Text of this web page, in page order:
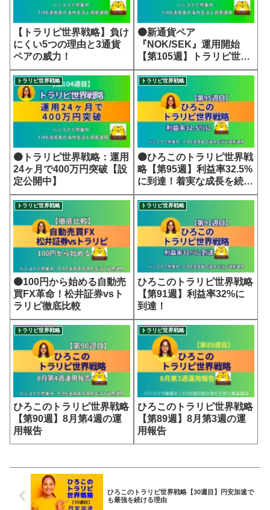
【トラリピ世界戦略】負け
にくい5つの理由と3通貨
ペアの威力！
🟠新通貨ペア
『NOK/SEK』運用開始
【第105週】トラリピ世界
戦略
トラリピ世界戦略
🟠トラリピ世界戦略：運用
24ヶ月で400万円突破【設
定公開中】
トラリピ世界戦略
🟠ひろこのトラリピ世界戦
略【第95週】利益率32.5%
に到達！着実な成長を続け
る世界戦略
トラリピ世界戦略
🟠100円から始める自動売
買FX革命！松井証券vsト
ラリピ徹底比較
トラリピ世界戦略
ひろこのトラリピ世界戦略
【第91週】利益率32%に
到達！
トラリピ世界戦略
ひろこのトラリピ世界戦略
【第90週】8月第4週の運
用報告
トラリピ世界戦略
ひろこのトラリピ世界戦略
【第89週】8月第3週の運
用報告
ひろこのトラリピ世界戦略【30週目】円安加速で
も最強を続ける理由